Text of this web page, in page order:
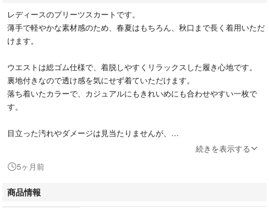
レディースのプリーツスカートです。
薄手で軽やかな素材感のため、春夏はもちろん、秋口まで長く着用いただ
けます。
ウエストは総ゴム仕様で、着脱しやすくリラックスした履き心地です。
裏地付きなので透け感を気にせず着ていただけます。
落ち着いたカラーで、カジュアルにもきれいめにも合わせやすい一枚で
す。
目立った汚れやダメージは見当たりませんが、
中古品・自宅保管にご理解いただける方のみご購入をお願いいたします。
【サイズ】
・表記：L
・ウエスト：約62cm（ゴム）
続きを表示する
5ヶ月前
商品情報